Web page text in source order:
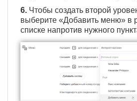
6. Чтобы создать второй
выберите «Добавить меню» в
списке напротив нужного